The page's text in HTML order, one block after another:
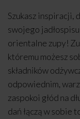
Szukasz inspiracji,
swojego
orientalne zupy!
któremu możesz
składników
odpowiednim,
zaspokoi głód na
dań łączą w sobie